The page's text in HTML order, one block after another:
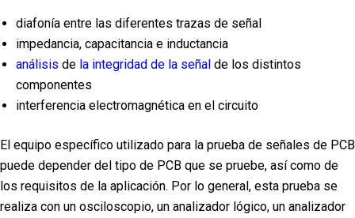
diafonía entre las diferentes trazas de señal
impedancia, capacitancia e inductancia
análisis de la integridad de la señal de los distintos
componentes
interferencia electromagnética en el circuito
El equipo específico utilizado para la prueba de señales de PCB
puede depender del tipo de PCB que se pruebe, así como de
los requisitos de la aplicación. Por lo general, esta prueba se
realiza con un osciloscopio, un analizador lógico, un analizador